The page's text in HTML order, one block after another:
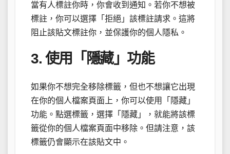
當有人標註你時，你會收到通知。若你不想被
標註，你可以選擇「拒絕」該標註請求。這將
阻止該貼文標註你，並保護你的個人隱私。
3. 使用「隱藏」功能
如果你不想完全移除標籤，但也不想讓它出現
在你的個人檔案頁面上，你可以使用「隱藏」
功能。點選標籤，選擇「隱藏」，就能將該標
籤從你的個人檔案頁面中移除。但請注意，該
標籤仍會顯示在該貼文中。